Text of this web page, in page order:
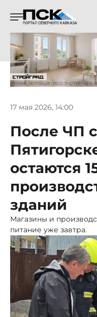
17 мая 2026, 14:00
После ЧП
остаются
зданий
Магазины и
питание уже завтра.